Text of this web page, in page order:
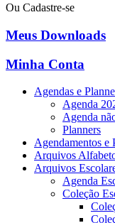
Ou Cadastre-se
Meus Downloads
Minha Conta
Agendas e
Agenda
Agenda
Planners
Agendamentos e
Arquivos
Arquivos
Agenda
Coleção